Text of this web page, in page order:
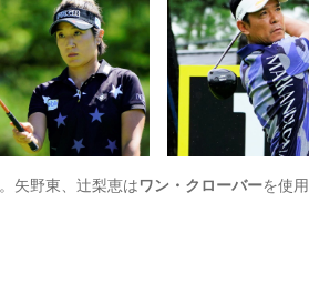
。矢野東、辻梨恵はワン・クローバーを使用